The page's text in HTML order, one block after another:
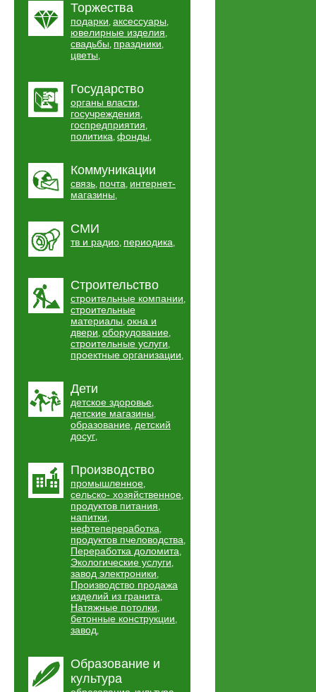
Торжества
подарки, аксессуары,
ювелирные изделия,
свадьбы, праздники,
цветы,
Государство
органы власти,
госучреждения,
госпредприятия,
политика, фонды,
Коммуникации
связь, почта, интернет-
магазины,
СМИ
тв и радио, периодика,
Строительство
строительные компании,
строительные
материалы, окна и
двери, оборудование,
строительные услуги,
проектные организации,
Дети
детское здоровье,
детские магазины,
образование, детский
досуг,
Производство
промышленное,
сельско- хозяйственное,
продуктов питания,
напитки,
нефтепереработка,
продуктов пчеловодства,
Переработка доломита,
Экологические услуги,
завод электроники,
Производство продажа
изделий из гранита,
Натяжные потолки,
бетонные конструкции,
завод,
Образование и
культура